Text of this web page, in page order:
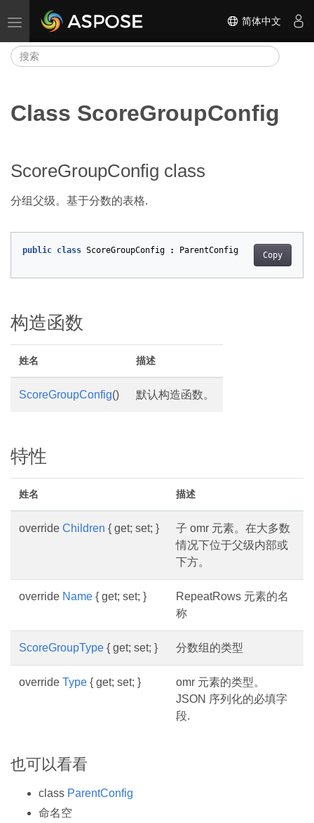
切换导航 简体中文
Class ScoreGroupConfig
ScoreGroupConfig class
分组父级。基于分数的表格.
Copy
public class ScoreGroupConfig : ParentConfig
构造函数
姓名 描述
ScoreGroupConfig() 默认构造函数。
特性
姓名 描述
override Children { get; set; }
子 omr 元素。在大多数
情况下位于父级内部或
下方。
override Name { get; set; }
RepeatRows 元素的名
称
ScoreGroupType { get; set; } 分数组的类型
override Type { get; set; }
omr 元素的类型。
JSON 序列化的必填字
段.
也可以看看
class ParentConfig
命名空